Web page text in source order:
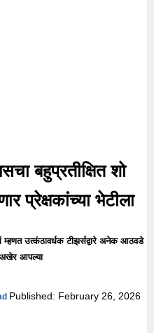
बहुप्रतीक्षित शो
प्रेक्षकांच्या भेटीला
उत्कंठावर्धक टीझर्सद्वारे अनेक आठवडे
अखेर आपल्या
Published: February 26, 2026